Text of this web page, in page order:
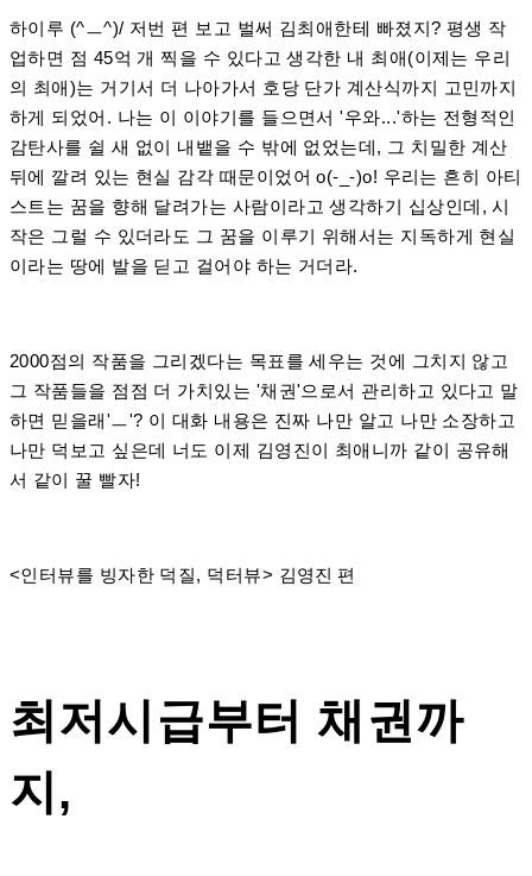
하이루 (^ㅡ^)/ 저번 편 보고 벌써 김최애한테 빠졌지? 평생 작
업하면 점 45억 개 찍을 수 있다고 생각한 내 최애(이제는 우리
의 최애)는 거기서 더 나아가서 호당 단가 계산식까지 고민까지
하게 되었어. 나는 이 이야기를 들으면서 '우와...'하는 전형적인
감탄사를 쉴 새 없이 내뱉을 수 밖에 없었는데, 그 치밀한 계산
뒤에 깔려 있는 현실 감각 때문이었어 o(-_-)o! 우리는 흔히 아티
스트는 꿈을 향해 달려가는 사람이라고 생각하기 십상인데, 시
작은 그럴 수 있더라도 그 꿈을 이루기 위해서는 지독하게 현실
이라는 땅에 발을 딛고 걸어야 하는 거더라.
2000점의 작품을 그리겠다는 목표를 세우는 것에 그치지 않고
그 작품들을 점점 더 가치있는 '채권'으로서 관리하고 있다고 말
하면 믿을래'ㅡ'? 이 대화 내용은 진짜 나만 알고 나만 소장하고
나만 덕보고 싶은데 너도 이제 김영진이 최애니까 같이 공유해
서 같이 꿀 빨자!
<인터뷰를 빙자한 덕질, 덕터뷰> 김영진 편
최저시급부터 채권까
지,